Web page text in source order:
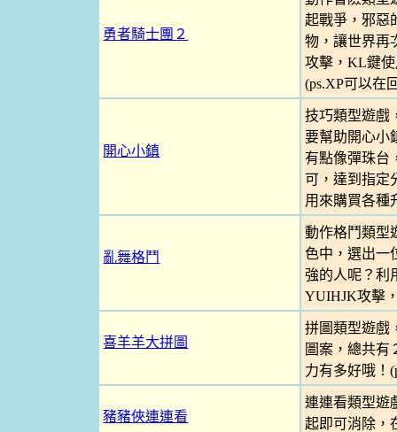
勇者騎士團２
起戰爭，邪惡
物，讓世界再
攻擊，KL鍵
(ps.XP可以在
開心小鎮
技巧類型遊戲
要幫助開心小
有點像彈珠台
可，達到指定
用來購買各種
亂舞格鬥
動作格鬥類型
色中，選出一
強的人呢？利
YUIHJK攻擊
喜羊羊大拼圖
拼圖類型遊戲
圖案，總共有
力有多好哦！
豬豬俠連連看
連連看類型遊
起即可消除，